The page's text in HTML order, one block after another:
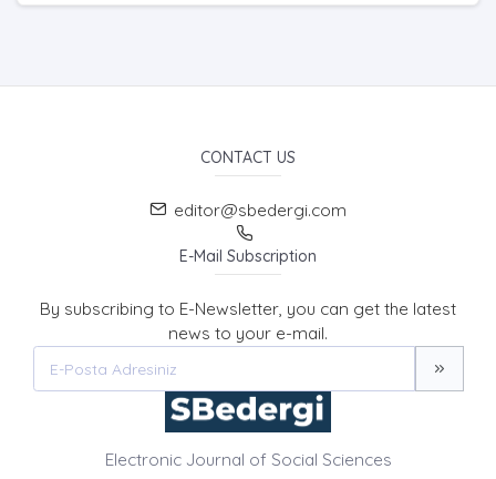
CONTACT US
editor@sbedergi.com
E-Mail Subscription
By subscribing to E-Newsletter, you can get the latest
news to your e-mail.
Electronic Journal of Social Sciences